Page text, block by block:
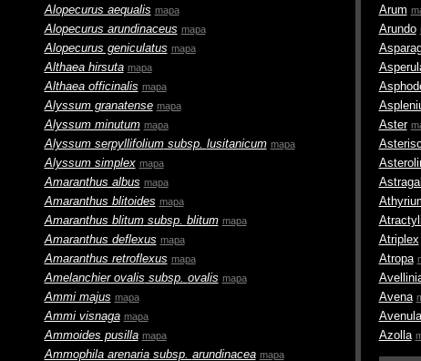
Alopecurus aequalis mapa
Alopecurus arundinaceus mapa
Alopecurus geniculatus mapa
Althaea hirsuta mapa
Althaea officinalis mapa
Alyssum granatense mapa
Alyssum minutum mapa
Alyssum serpyllifoliumsubsp. lusitanicum mapa
Alyssum simplex mapa
Amaranthus albus mapa
Amaranthus blitoides mapa
Amaranthus blitumsubsp. blitum mapa
Amaranthus deflexus mapa
Amaranthus retroflexus mapa
Amelanchier ovalis subsp. ovalis mapa
Ammi majus mapa
Ammi visnaga mapa
Ammoides pusilla mapa
Ammophila arenariasubsp. arundinacea mapa
Arum
Arundo
Aster
Atriplex
Atropa
Avena
Avenula
Azolla